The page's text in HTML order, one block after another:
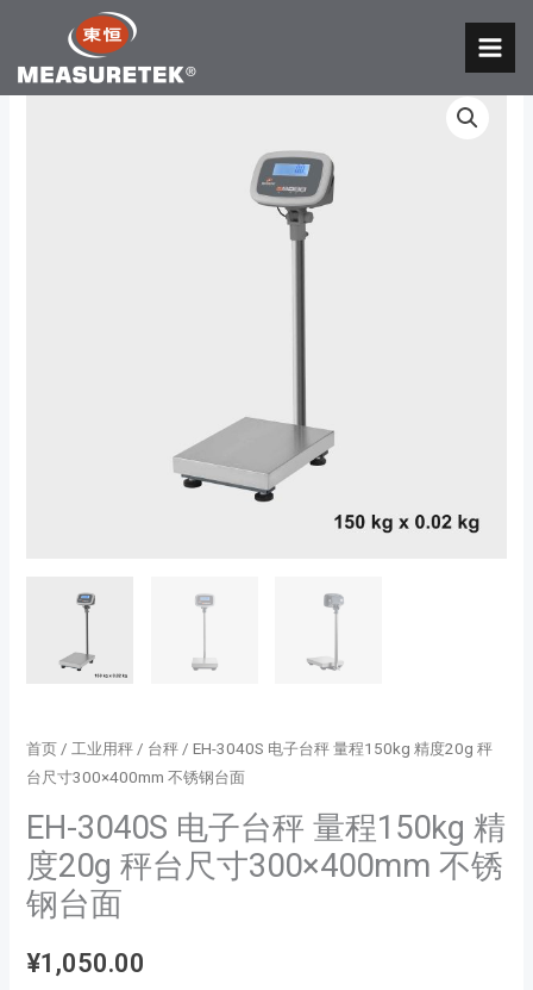
首页 /工业用秤 / 台秤 / EH-3040S 电子台秤 量程150kg 精度20g 秤
台尺寸300×400mm 不锈钢台面
EH-3040S 电子台秤 量程150kg 精
度20g 秤台尺寸300×400mm 不锈
钢台面
¥1,050.00